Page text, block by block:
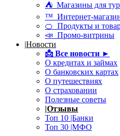
⛺ Магазины для
™ Интернет-
🍊 Продукты и
📣 Промо-витрины
|Новости
📩 Все новости ►
О кредитах и займах
О банковских картах
О путешествиях
О страховании
Полезные советы
|Отзывы
Топ 10 |Банки
Топ 30 |МФО